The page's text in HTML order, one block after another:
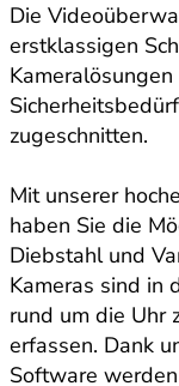
Die
erstklassigen
zugeschnitten.
Mit unserer
haben Sie die
Diebstahl und
Kameras sind in
rund um die Uhr
erfassen. Dank
Software